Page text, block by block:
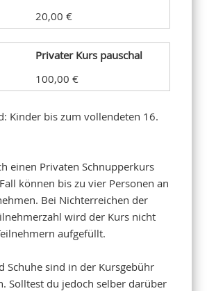
20,00 €
Privater Kurs pauschal
100,00 €
Kinder bis zum vollendeten 16.
einen Privaten Schnupperkurs
können bis zu vier Personen an
Bei Nichterreichen der
wird der Kurs nicht
aufgefüllt.
Schuhe sind in der Kursgebühr
Solltest du jedoch selber darüber